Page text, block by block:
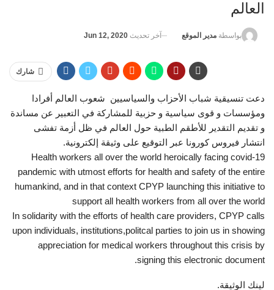
العالم
بواسطة مدير الموقع آخر تحديث Jun 12, 2020
شارك
دعت تنسيقية شباب الأحزاب والسياسيين شعوب العالم أفرادا
ومؤسسات و قوى سياسية و حزبية للمشاركة في التعبير عن مساندة
و تقديم التقدير للأطقم الطبية حول العالم في ظل أزمة تفشى
انتشار فيروس كورونا عبر التوقيع على وثيقة إلكترونية.
Health workers all over the world heroically facing covid-19
pandemic with utmost efforts for health and safety of the entire
humankind, and in that context CPYP launching this initiative to
support all health workers from all over the world
In solidarity with the efforts of health care providers, CPYP calls
upon individuals, institutions,politcal parties to join us in showing
appreciation for medical workers throughout this crisis by
signing this electronic document.
لينك الوثيقة.